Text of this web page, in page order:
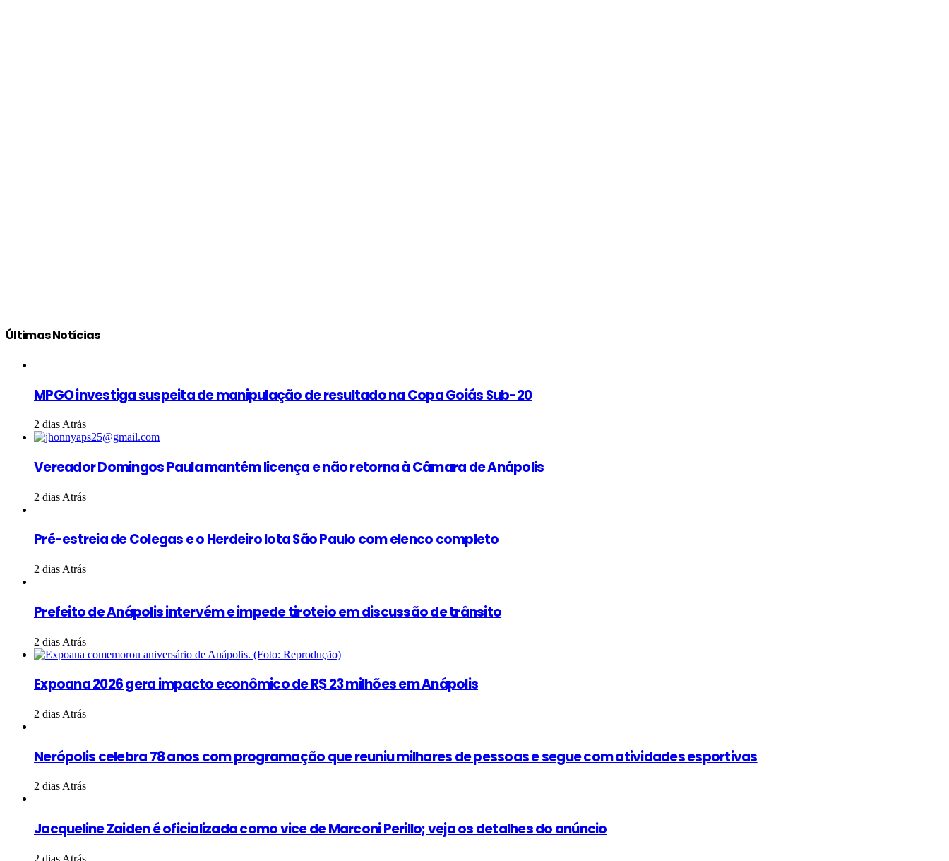
Últimas Notícias
MPGO investiga suspeita de manipulação de resultado na Copa Goiás Sub-20
2 dias Atrás
Vereador Domingos Paula mantém licença e não retorna à Câmara de Anápolis
2 dias Atrás
Pré-estreia de Colegas e o Herdeiro lota São Paulo com elenco completo
2 dias Atrás
Prefeito de Anápolis intervém e impede tiroteio em discussão de trânsito
2 dias Atrás
Expoana 2026 gera impacto econômico de R$ 23 milhões em Anápolis
2 dias Atrás
Nerópolis celebra 78 anos com programação que reuniu milhares de pessoas e segue com atividades esportivas
2 dias Atrás
Jacqueline Zaiden é oficializada como vice de Marconi Perillo; veja os detalhes do anúncio
2 dias Atrás